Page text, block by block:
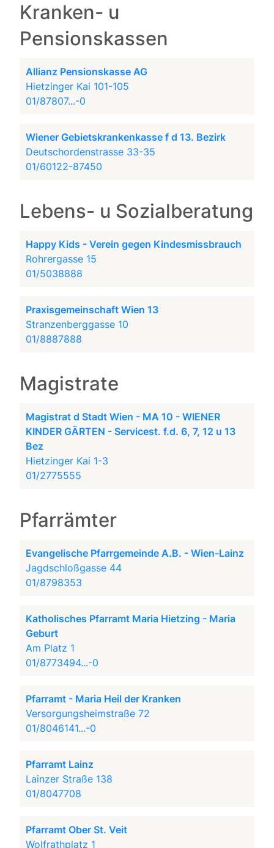
Kranken- u
Pensionskassen
Allianz Pensionskasse AG
Hietzinger Kai 101-105
01/87807...-0
Wiener Gebietskrankenkasse f d 13. Bezirk
Deutschordenstrasse 33-35
01/60122-87450
Lebens- u Sozialberatung
Happy Kids - Verein gegen Kindesmissbrauch
Rohrergasse 15
01/5038888
Praxisgemeinschaft Wien 13
Stranzenberggasse 10
01/8887888
Magistrate
Magistrat d Stadt Wien - MA 10 - WIENER
KINDER GÄRTEN - Servicest. f.d. 6, 7, 12 u 13
Bez
Hietzinger Kai 1-3
01/2775555
Pfarrämter
Evangelische Pfarrgemeinde A.B. - Wien-Lainz
Jagdschloßgasse 44
01/8798353
Katholisches Pfarramt Maria Hietzing - Maria
Geburt
Am Platz 1
01/8773494...-0
Pfarramt - Maria Heil der Kranken
Versorgungsheimstraße 72
01/8046141...-0
Pfarramt Lainz
Lainzer Straße 138
01/8047708
Pfarramt Ober St. Veit
Wolfrathplatz 1